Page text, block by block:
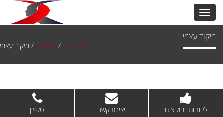
מיקוד עצמי
דף הבית / המלצות / מיקוד עצמי
לקוחות ממליצים יצירת קשר
טלפון